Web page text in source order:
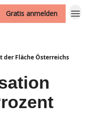
Gratis anmelden
der Fläche Österreichs